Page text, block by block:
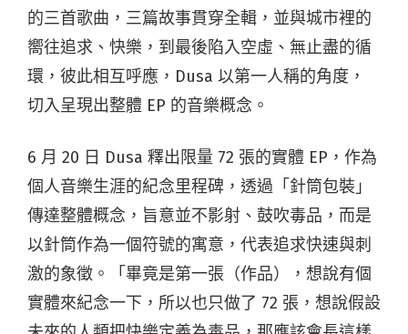
的三首歌曲，三篇故事貫穿全輯，並與城市裡的
嚮往追求、快樂，到最後陷入空虛、無止盡的循
環，彼此相互呼應，Dusa 以第一人稱的角度，
切入呈現出整體 EP 的音樂概念。
6 月 20 日 Dusa 釋出限量 72 張的實體 EP，作為
個人音樂生涯的紀念里程碑，透過「針筒包裝」
傳達整體概念，旨意並不影射、鼓吹毒品，而是
以針筒作為一個符號的寓意，代表追求快速與刺
激的象徵。「畢竟是第一張（作品），想說有個
實體來紀念一下，所以也只做了 72 張，想說假設